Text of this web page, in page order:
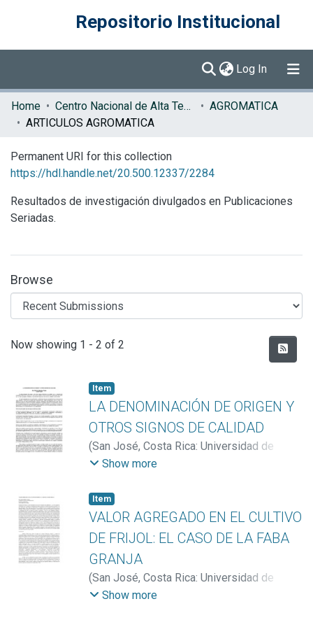
Repositorio Institucional
Log In (current)
Communities & Collections
Browse DSpace
Statistics
Home Centro Nacional de Alta Tecnología (CENAT)
AGROMATICA
ARTICULOS AGROMATICA
Permanent URI for this collection
https://hdl.handle.net/20.500.12337/2284
Resultados de investigación divulgados en Publicaciones
Seriadas.
Browse
Recent Submissions
Now showing 1 - 2 of 2
Item
LA DENOMINACIÓN DE ORIGEN Y
OTROS SIGNOS DE CALIDAD
(San José, Costa Rica: Universidad de
Costa Rica,2016
Show more
Item
VALOR AGREGADO EN EL CULTIVO
DE FRIJOL: EL CASO DE LA FABA
GRANJA
(San José, Costa Rica: Universidad de
Costa Rica,2009
Show more